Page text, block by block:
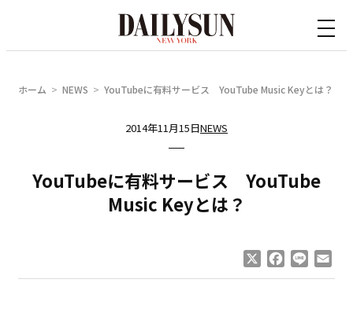
ホーム NEWS YouTubeに有料サービス YouTube Music Keyとは？
2014年11月15日NEWS
YouTubeに有料サービス YouTube
Music Keyとは？
Facebook
Line